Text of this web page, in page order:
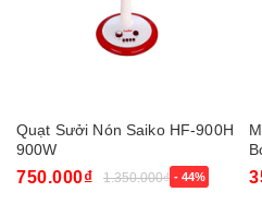
Quạt Sưởi Nón Saiko HF-900H
900W
750.000₫ 1.350.000₫ - 44%